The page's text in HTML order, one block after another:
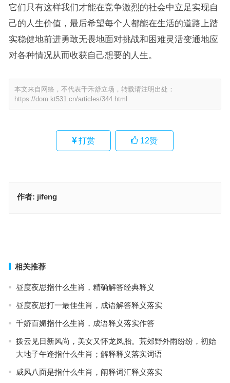
它们只有这样我们才能在竞争激烈的社会中立足实现自
己的人生价值，最后希望每个人都能在生活的道路上踏
实稳健地前进勇敢无畏地面对挑战和困难灵活变通地应
对各种情况从而收获自己想要的人生。
本文来自网络，不代表千禾舒立场，转载请注明出处：
https://dom.kt531.cn/articles/344.html
打赏 12赞
作者: jifeng
相关推荐
昼度夜思指什么生肖，精确解答经典释义
昼度夜思打一最佳生肖，成语解答释义落实
千娇百媚指什么生肖，成语释义落实作答
拨云见日新风尚，美女又怀龙凤胎。荒郊野外雨纷纷，初始
大地子午逢指什么生肖；解释释义落实词语
威风八面是指什么生肖，阐释词汇释义落实